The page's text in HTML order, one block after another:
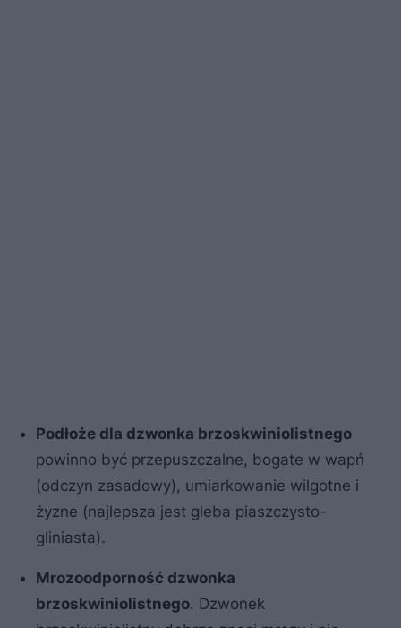
Podłoże dla dzwonka brzoskwiniolistnego
powinno być przepuszczalne, bogate w wapń
(odczyn zasadowy), umiarkowanie wilgotne i
żyzne (najlepsza jest gleba piaszczysto-
gliniasta).
Mrozoodporność dzwonka
brzoskwiniolistnego. Dzwonek